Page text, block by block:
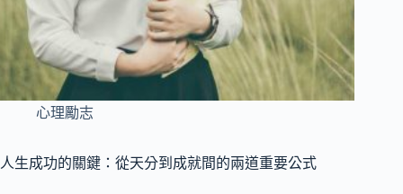
心理勵志
人生成功的關鍵：從天分到成就間的兩道重要公式